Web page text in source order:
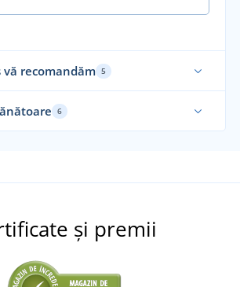
recomandăm 5
6
și premii